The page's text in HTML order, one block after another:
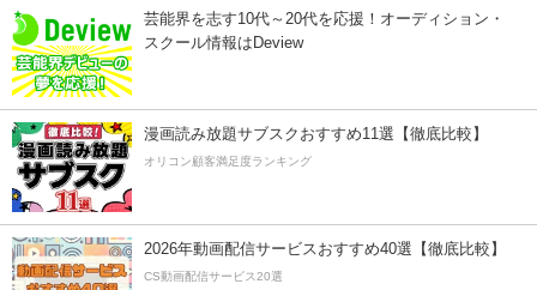
芸能界を志す10代～20代を応援！オーディション・
スクール情報はDeview
漫画読み放題サブスクおすすめ11選【徹底比較】
オリコン顧客満足度ランキング
2026年動画配信サービスおすすめ40選【徹底比較】
CS動画配信サービス20選